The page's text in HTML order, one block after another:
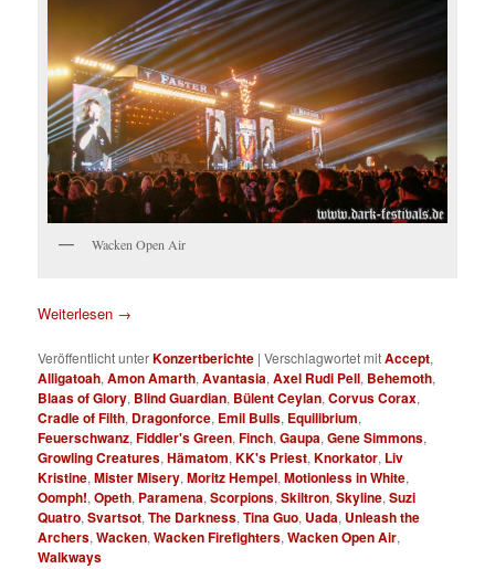
Wacken Open Air
Weiterlesen →
Veröffentlicht unterKonzertberichte |Verschlagwortet mitAccept,
Alligatoah,Amon Amarth,Avantasia,Axel Rudi Pell, Behemoth,
Blaas of Glory, Blind Guardian, Bülent Ceylan,Corvus Corax,
Cradle of Filth, Dragonforce, Emil Bulls, Equilibrium,
Feuerschwanz,Fiddler's Green,Finch,Gaupa,Gene Simmons,
Growling Creatures,Hämatom,KK's Priest,Knorkator, Liv
Kristine,Mister Misery,Moritz Hempel,Motionless in White,
Oomph!,Opeth, Paramena,Scorpions,Skiltron,Skyline,Suzi
Quatro,Svartsot,The Darkness,Tina Guo, Uada, Unleash the
Archers,Wacken,Wacken Firefighters,Wacken Open Air,
Walkways